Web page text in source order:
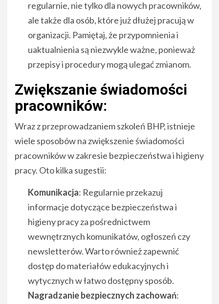
regularnie, nie tylko dla nowych pracowników,
ale także dla osób, które już dłużej pracują w
organizacji. Pamiętaj, że przypomnienia i
uaktualnienia są niezwykle ważne, ponieważ
przepisy i procedury mogą ulegać zmianom.
Zwiększanie świadomości
pracowników:
Wraz z przeprowadzaniem szkoleń BHP, istnieje
wiele sposobów na zwiększenie świadomości
pracowników w zakresie bezpieczeństwa i higieny
pracy. Oto kilka sugestii:
Komunikacja: Regularnie przekazuj
informacje dotyczące bezpieczeństwa i
higieny pracy za pośrednictwem
wewnętrznych komunikatów, ogłoszeń czy
newsletterów. Warto również zapewnić
dostęp do materiałów edukacyjnych i
wytycznych w łatwo dostępny sposób.
Nagradzanie bezpiecznych zachowań: